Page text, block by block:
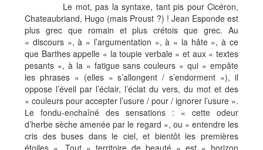
Le mot, pas la syntaxe, tant pis pour Cicéron,
Chateaubriand, Hugo (mais Proust ?) ! Jean Esponde est
plus grec que romain et plus crétois que grec. Au
« discours », à « l’argumentation », à « la hâte », à ce
que Barthes appelle « la toupie verbale » et aux « textes
pesants », à la « fatigue sans couleurs » qui « empâte
les phrases » (elles « s’allongent / s’endorment »), il
oppose l’éveil par l’éclair, l’éclat du vers, du mot et des
« couleurs pour accepter l’usure / pour / ignorer l’usure ».
Le fondu-enchaîné des sensations : « cette odeur
d’herbe sèche amenée par le regard », ou « entendre les
cris des buses dans le ciel, et bientôt les premières
étoiles ». Tout « territoire de beauté » est « horizon